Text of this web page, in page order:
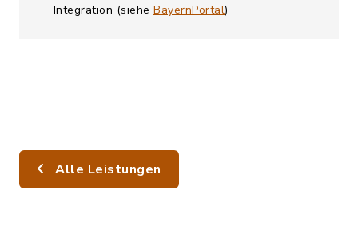
Integration (siehe BayernPortal)
Alle Leistungen